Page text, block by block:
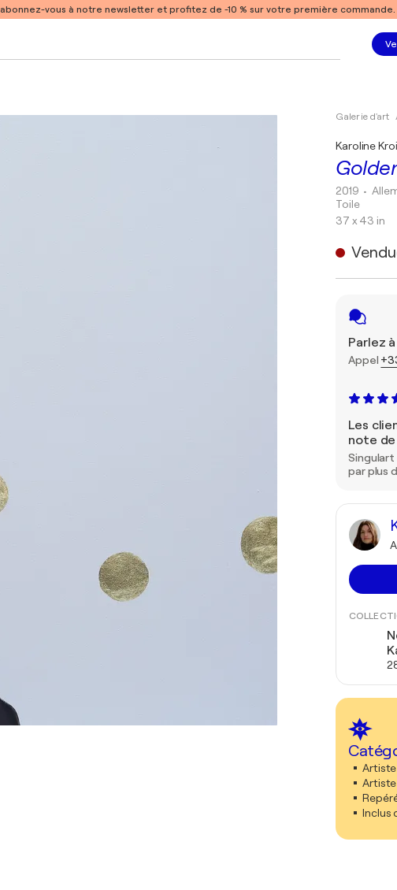
abonnez-vous à notre newsletter et profitez de -10 % sur votre première commande.
Galerie d'art
Karoline
2019 •
Toile
37 x 43 in
Parlez
Appel
Les
note
par plus
Inclus